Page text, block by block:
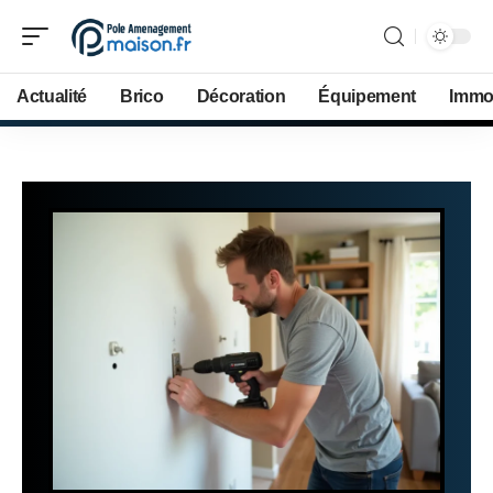
Actualité Brico Décoration Équipement